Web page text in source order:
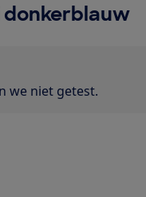
donkerblauw
we niet getest.